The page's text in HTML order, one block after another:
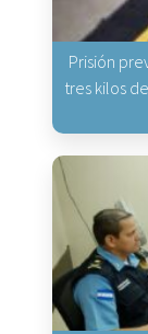
Prisión
tres kilos